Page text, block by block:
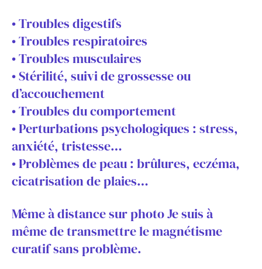
• Troubles digestifs
• Troubles respiratoires
• Troubles musculaires
• Stérilité, suivi de grossesse ou
d’accouchement
• Troubles du comportement
• Perturbations psychologiques : stress,
anxiété, tristesse…
• Problèmes de peau : brûlures, eczéma,
cicatrisation de plaies…
Même à distance sur photo Je suis à
même de transmettre le magnétisme
curatif sans problème.